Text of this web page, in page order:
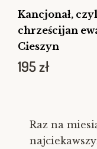
Kancjonał,
chrześcijan
Cieszyn
195zł
Raz na